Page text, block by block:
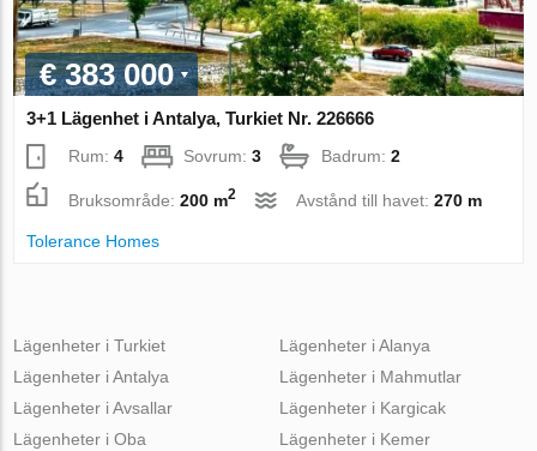
€ 383 000
3+1 Lägenhet i Antalya, Turkiet Nr. 226666
Rum:4 Sovrum:3 Badrum:2
Bruksområde:200 m2 Avstånd till havet:270 m
Tolerance Homes
Lägenheter i Turkiet
Lägenheter i Antalya
Lägenheter i Avsallar
Lägenheter i Oba
Lägenheter i Alanya
Lägenheter i Mahmutlar
Lägenheter i Kargicak
Lägenheter i Kemer